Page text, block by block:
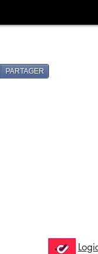
PARTAGER